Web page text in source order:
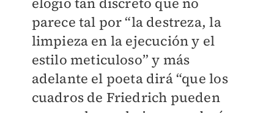
parece tal por “la destreza, la
limpieza en la ejecución y el
estilo meticuloso” y más
adelante el poeta dirá “que los
cuadros de Friedrich pueden